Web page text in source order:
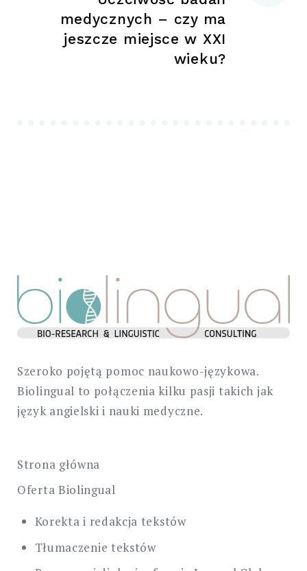
medycznych – czy ma
jeszcze miejsce w XXI
wieku?
Szeroko pojętą pomoc naukowo-językowa.
Biolingual to połączenia kilku pasji takich jak
język angielski i nauki medyczne.
Strona główna
Oferta Biolingual
Korekta i redakcja tekstów
Tłumaczenie tekstów